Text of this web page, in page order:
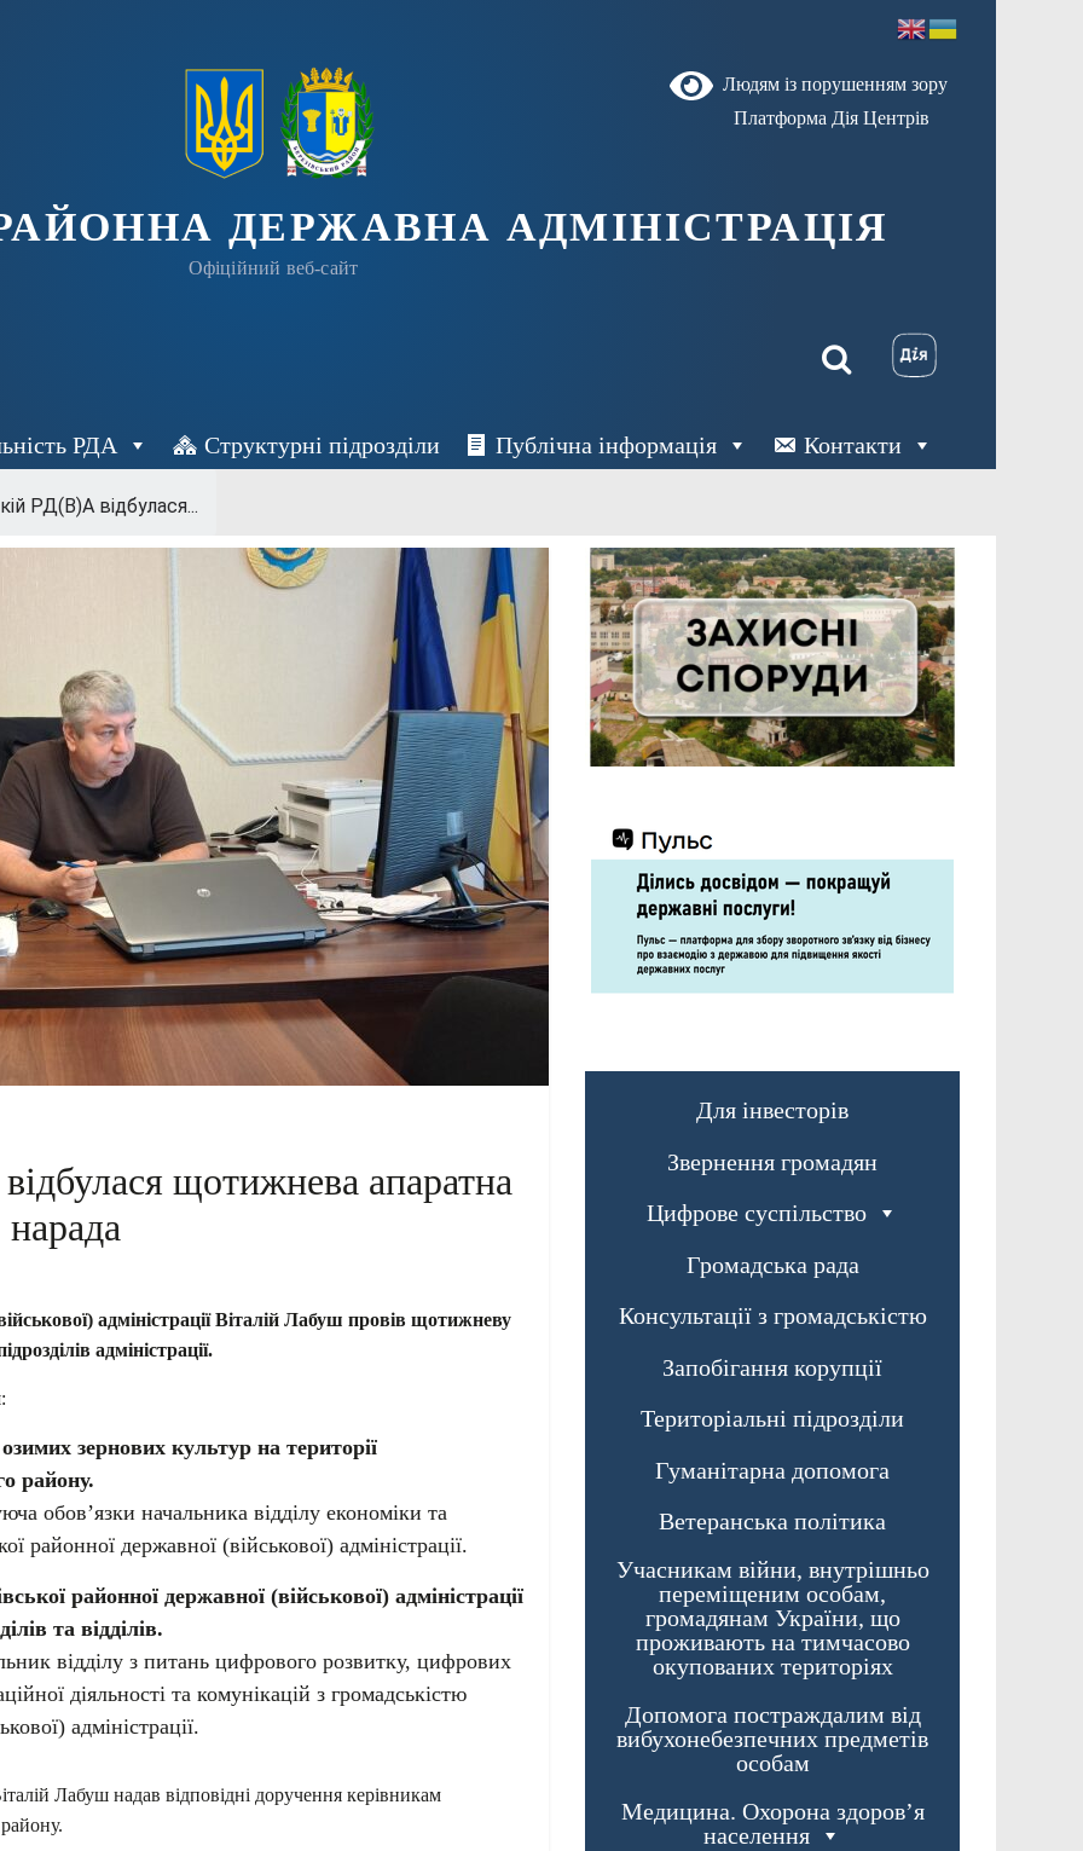
Людям із порушенням зору
Платформа Дія Центрів
ДЕРЖАВНА АДМІНІСТРАЦІЯ
Офіційний веб-сайт
РДА Структурні підрозділи Публічна інформація Контакти
РД(В)А відбулася...
щотижнева апаратна
нарада
адміністрації Віталій Лабуш провів щотижневу
адміністрації.
зернових культур на території
району.
обов’язки начальника відділу економіки та
районної державної (військової) адміністрації.
районної державної (військової) адміністрації
та відділів.
відділу з питань цифрового розвитку, цифрових
діяльності та комунікацій з громадськістю
адміністрації.
Лабуш надав відповідні доручення керівникам
Для інвесторів
Звернення громадян
Цифрове суспільство
Громадська рада
Консультації з громадськістю
Запобігання корупції
Територіальні підрозділи
Гуманітарна допомога
Ветеранська політика
Учасникам війни, внутрішньо
переміщеним особам,
громадянам України, що
проживають на тимчасово
окупованих територіях
Допомога постраждалим від
вибухонебезпечних предметів
особам
Медицина. Охорона здоров’я
населення